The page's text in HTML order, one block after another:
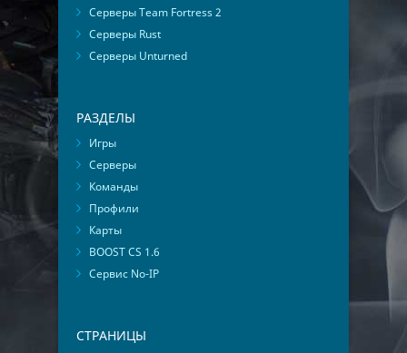
Серверы Team Fortress 2
Серверы Rust
Серверы Unturned
РАЗДЕЛЫ
Игры
Серверы
Команды
Профили
Карты
BOOST CS 1.6
Сервис No-IP
СТРАНИЦЫ